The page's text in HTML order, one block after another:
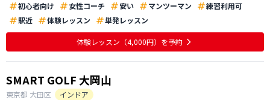
初心者向け
女性コーチ 安い マンツーマン
練習利用可
駅近
体験レッスン 単発レッスン
体験レッスン （4,000円） を予約
SMART GOLF 大岡山
東京都 大田区
インドア